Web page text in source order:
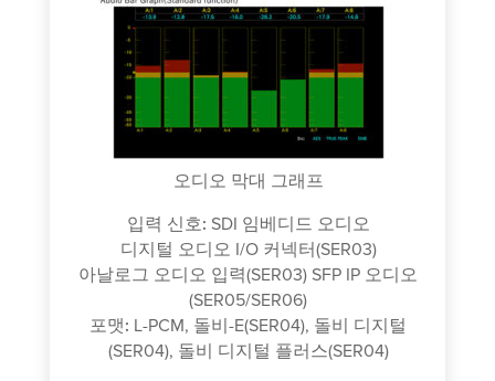
오디오 막대 그래프
입력 신호: SDI 임베디드 오디오
디지털 오디오 I/O 커넥터(SER03)
아날로그 오디오 입력(SER03) SFP IP 오디오
(SER05/SER06)
포맷: L-PCM, 돌비-E(SER04), 돌비 디지털
(SER04), 돌비 디지털 플러스(SER04)